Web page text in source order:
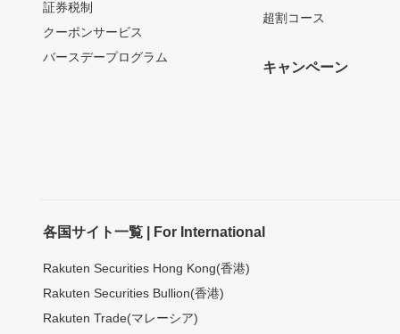
証券税制
クーポンサービス
バースデープログラム
超割コース
キャンペーン
各国サイト一覧 | For International
Rakuten Securities Hong Kong(香港)
Rakuten Securities Bullion(香港)
Rakuten Trade(マレーシア)